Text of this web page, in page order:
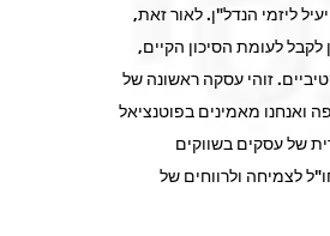
ליזמי הנדל"ן. לאור זאת,
לעומת הסיכון הקיים,
זוהי עסקה ראשונה של
ואנחנו מאמינים בפוטנציאל
של עסקים בשווקים
לצמיחה ולרווחים של